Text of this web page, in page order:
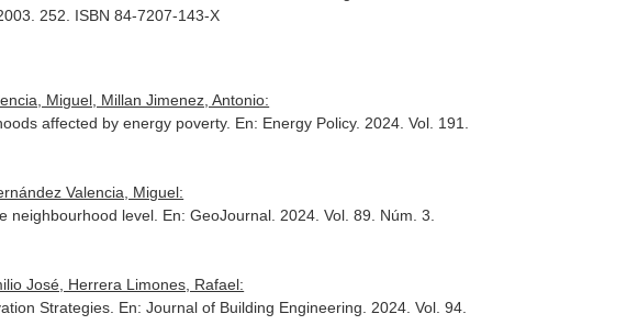
252. ISBN 84-7207-143-X
Miguel, Millan Jimenez, Antonio:
affected by energy poverty. En: Energy Policy. 2024. Vol. 191.
Valencia, Miguel:
neighbourhood level. En: GeoJournal . 2024. Vol. 89. Núm. 3.
José, Herrera Limones, Rafael:
Strategies. En: Journal of Building Engineering . 2024. Vol. 94.